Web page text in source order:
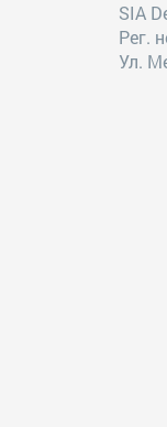
SIA
Рег.
Ул.